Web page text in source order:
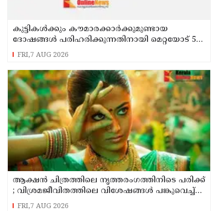
കുട്ടികൾക്കും കൗമാരക്കാർക്കുമുണ്ടായ
ദോഷങ്ങൾ പരിഹരിക്കുന്നതിനായി മെറ്റയോട് 567
മില്യൺ ഡോളർ നഷ്ടപരിഹാരം നൽകാൻ
കോടതി
FRI,7 AUG 2026
ആക്ഷൻ ചിത്രത്തിലെ നൃത്തരംഗത്തിനിടെ പരിക്ക്
; വിശ്രമജീവിതത്തിലെ വിശേഷങ്ങൾ പങ്കുവെച്ച്
നടി രശ്മിക മന്ദാന
FRI,7 AUG 2026